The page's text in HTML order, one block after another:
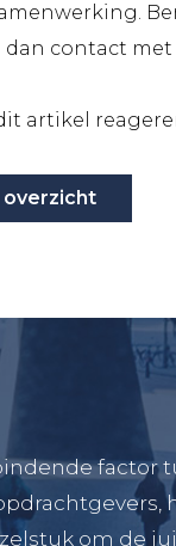
dan contact
artikel
overzicht
factor
om de